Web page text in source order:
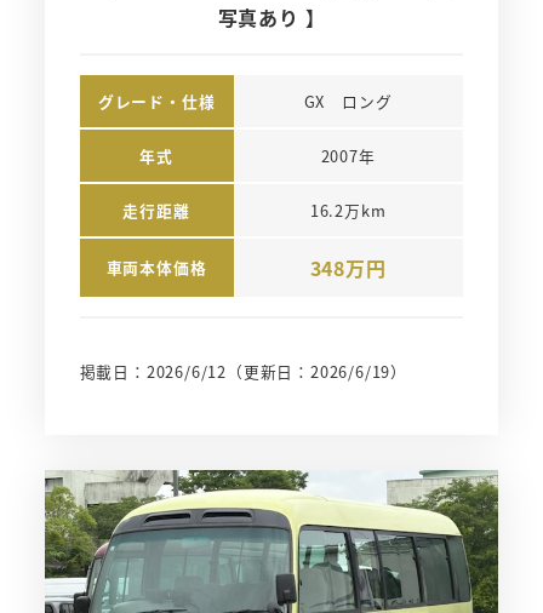
写真あり 】
グレード・仕様 GX　ロング
年式 2007年
走行距離 16.2万km
車両本体価格 348万円
掲載日：2026/6/12 （更新日：2026/6/19）